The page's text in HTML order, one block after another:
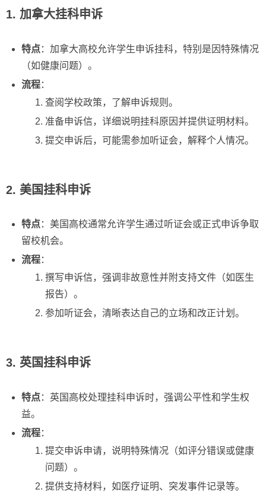
1. 加拿大挂科申诉
特点：加拿大高校允许学生申诉挂科，特别是因特殊情况
（如健康问题）。
流程：
查阅学校政策，了解申诉规则。
准备申诉信，详细说明挂科原因并提供证明材料。
提交申诉后，可能需参加听证会，解释个人情况。
2. 美国挂科申诉
特点：美国高校通常允许学生通过听证会或正式申诉争取
留校机会。
流程：
撰写申诉信，强调非故意性并附支持文件（如医生
报告）。
参加听证会，清晰表达自己的立场和改正计划。
3. 英国挂科申诉
特点：英国高校处理挂科申诉时，强调公平性和学生权
益。
流程：
提交申诉申请，说明特殊情况（如评分错误或健康
问题）。
提供支持材料，如医疗证明、突发事件记录等。